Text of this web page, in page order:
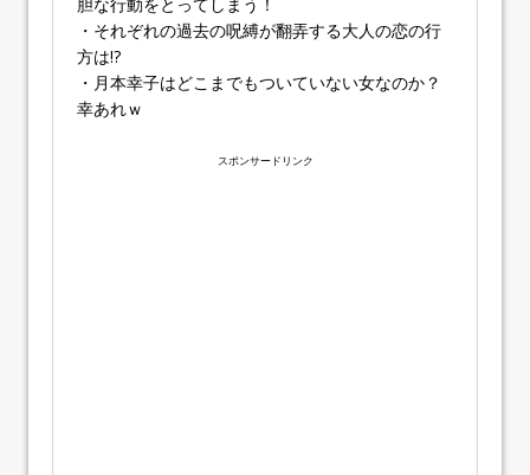
・それぞれの過去の呪縛が翻弄する大人の恋の行
方は!?
・月本幸子はどこまでもついていない女なのか？
幸あれｗ
スポンサードリンク